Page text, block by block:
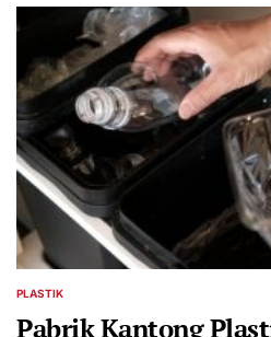
POSTED
PLASTIK
Pabrik Kantong